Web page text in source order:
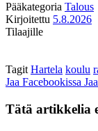
Pääkategoria Talous
Kirjoitettu 5.8.2026
Tilaajille
Tagit Hartela koulu
Jaa Facebookissa
Tätä artikkelia